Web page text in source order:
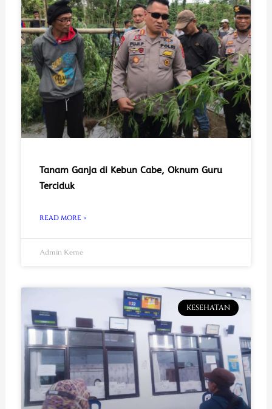
Tanam Ganja di Kebun Cabe, Oknum Guru
Terciduk
READ MORE »
Admin Keme
KESEHATAN